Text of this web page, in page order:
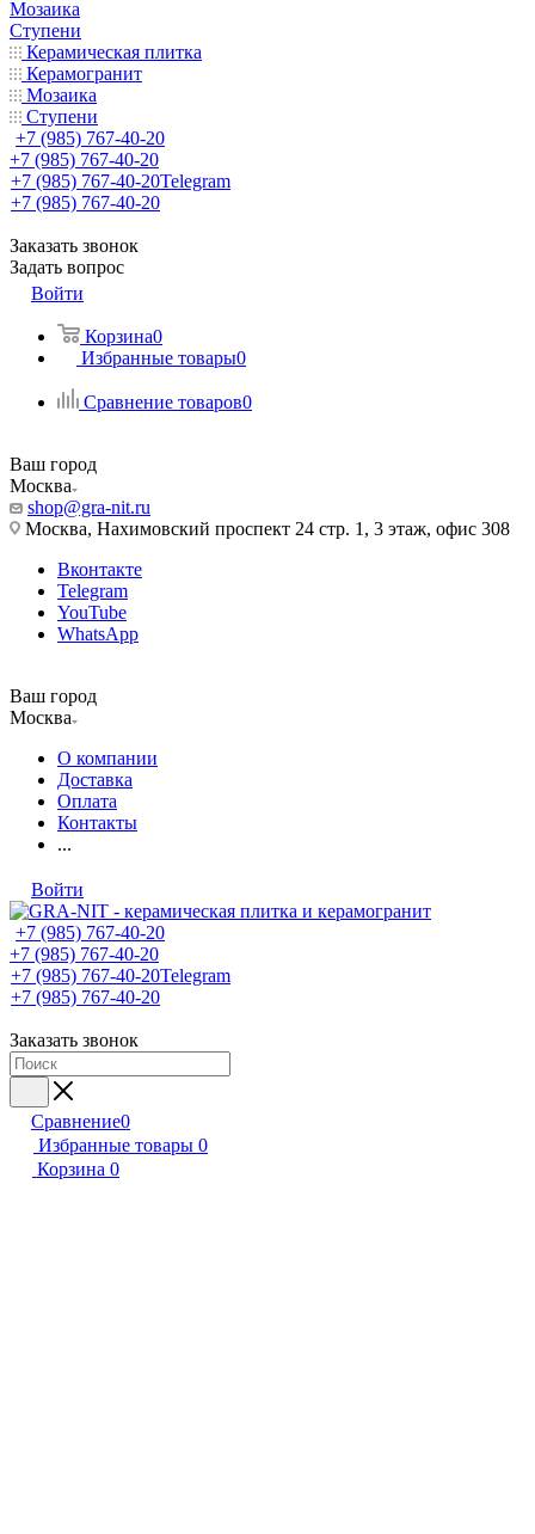
Мозаика
Ступени
Керамическая плитка
Керамогранит
Мозаика
Ступени
+7 (985) 767-40-20
+7 (985) 767-40-20
+7 (985) 767-40-20Telegram
+7 (985) 767-40-20
Заказать звонок
Задать вопрос
Войти
Корзина0
Избранные товары0
Сравнение товаров0
Ваш город
Москва
shop@gra-nit.ru
Москва, Нахимовский проспект 24 стр. 1, 3 этаж, офис 308
Вконтакте
Telegram
YouTube
WhatsApp
Ваш город
Москва
О компании
Доставка
Оплата
Контакты
...
Войти
+7 (985) 767-40-20
+7 (985) 767-40-20
+7 (985) 767-40-20Telegram
+7 (985) 767-40-20
Заказать звонок
Сравнение0
Избранные товары 0
Корзина 0